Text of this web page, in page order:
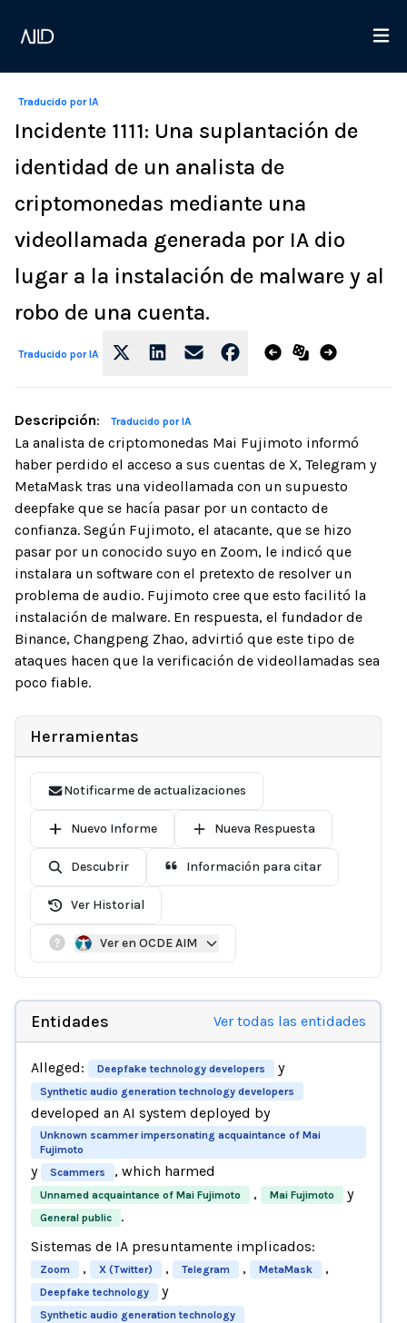
Traducido por IA
Incidente 1111: Una suplantación de
identidad de un analista de
criptomonedas mediante una
videollamada generada por IA dio
lugar a la instalación de malware y al
robo de una cuenta.
Traducido por IA
Descripción: Traducido por IA
La analista de criptomonedas Mai Fujimoto informó
haber perdido el acceso a sus cuentas de X, Telegram y
MetaMask tras una videollamada con un supuesto
deepfake que se hacía pasar por un contacto de
confianza. Según Fujimoto, el atacante, que se hizo
pasar por un conocido suyo en Zoom, le indicó que
instalara un software con el pretexto de resolver un
problema de audio. Fujimoto cree que esto facilitó la
instalación de malware. En respuesta, el fundador de
Binance, Changpeng Zhao, advirtió que este tipo de
ataques hacen que la verificación de videollamadas sea
poco fiable.
Herramientas
Notificarme de actualizaciones
Nuevo Informe Nueva Respuesta
Descubrir Información para citar
Ver Historial
Ver en OCDE AIM
Entidades Ver todas las entidades
Alleged: Deepfake technology developers y
Synthetic audio generation technology developers
developed an AI system deployed by
Unknown scammer impersonating acquaintance of Mai
Fujimoto
y Scammers , which harmed
Unnamed acquaintance of Mai Fujimoto , Mai Fujimoto y
General public
.
Sistemas de IA presuntamente implicados:
Zoom , X (Twitter) , Telegram , MetaMask ,
Deepfake technology y
Synthetic audio generation technology